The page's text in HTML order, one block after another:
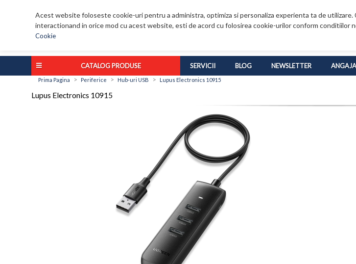
Acest website foloseste cookie-uri pentru a administra, optimiza si personaliza experienta ta de utilizare.
interactionand in orice mod cu acest website, esti de acord cu folosirea cookie-urilor conform conditiilor
Cookie
CATALOG PRODUSE SERVICII BLOG NEWSLETTER
Prima Pagina > Periferice > Hub-uri USB > Lupus Electronics 10915
Lupus Electronics 10915